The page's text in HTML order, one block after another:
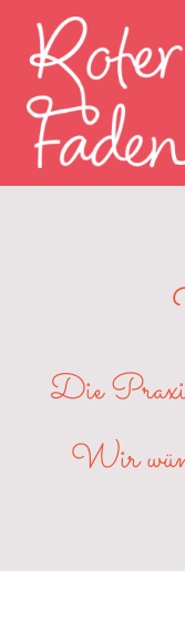
Die Praxis
Wir